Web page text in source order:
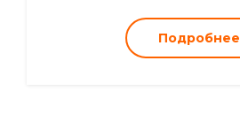
Подробнее